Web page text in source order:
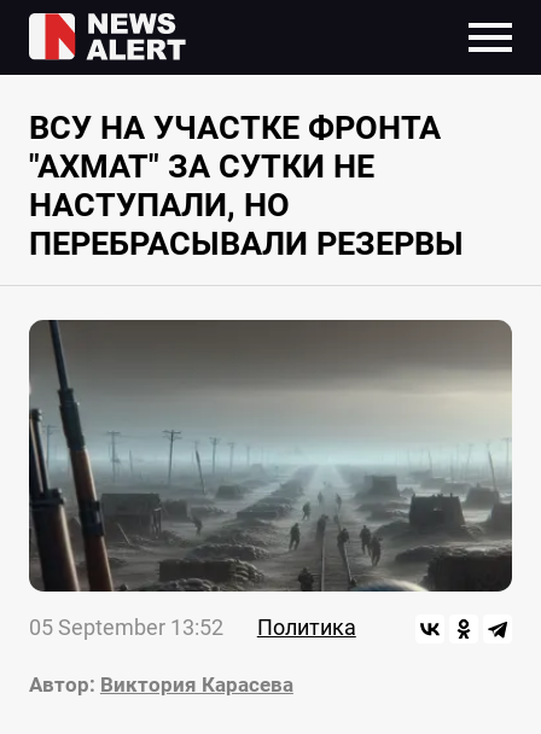
ВСУ НА УЧАСТКЕ ФРОНТА
"АХМАТ" ЗА СУТКИ НЕ
НАСТУПАЛИ, НО
ПЕРЕБРАСЫВАЛИ РЕЗЕРВЫ
05 September 13:52 Политика
Автор: Виктория Карасева